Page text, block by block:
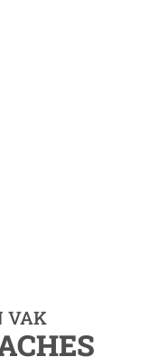
VAK